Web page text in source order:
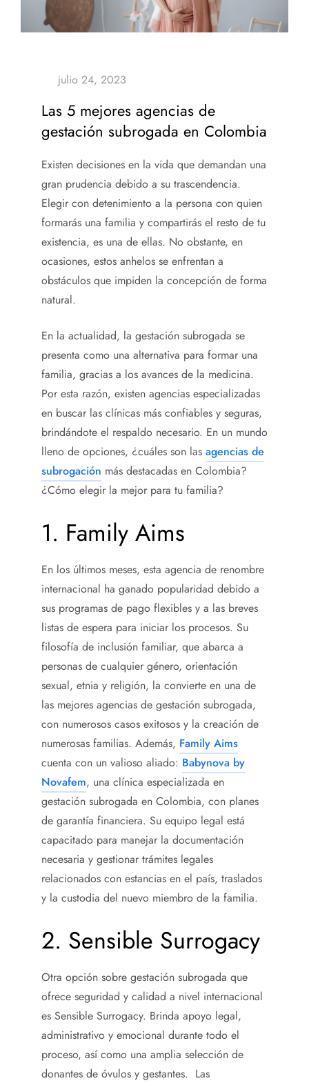
Las 5 mejores agencias de
gestación subrogada en Colombia
Existen decisiones en la vida que demandan una
gran prudencia debido a su trascendencia.
Elegir con detenimiento a la persona con quien
formarás una familia y compartirás el resto de tu
existencia, es una de ellas. No obstante, en
ocasiones, estos anhelos se enfrentan a
obstáculos que impiden la concepción de forma
natural.
En la actualidad, la gestación subrogada se
presenta como una alternativa para formar una
familia, gracias a los avances de la medicina.
Por esta razón, existen agencias especializadas
en buscar las clínicas más confiables y seguras,
brindándote el respaldo necesario. En un mundo
lleno de opciones, ¿cuáles son las agencias de
subrogación más destacadas en Colombia?
¿Cómo elegir la mejor para tu familia?
1. Family Aims
En los últimos meses, esta agencia de renombre
internacional ha ganado popularidad debido a
sus programas de pago flexibles y a las breves
listas de espera para iniciar los procesos. Su
filosofía de inclusión familiar, que abarca a
personas de cualquier género, orientación
sexual, etnia y religión, la convierte en una de
las mejores agencias de gestación subrogada,
con numerosos casos exitosos y la creación de
numerosas familias. Además, Family Aims
cuenta con un valioso aliado: Babynova by
Novafem, una clínica especializada en
gestación subrogada en Colombia, con planes
de garantía financiera. Su equipo legal está
capacitado para manejar la documentación
necesaria y gestionar trámites legales
relacionados con estancias en el país, traslados
y la custodia del nuevo miembro de la familia.
2. Sensible Surrogacy
Otra opción sobre gestación subrogada que
ofrece seguridad y calidad a nivel internacional
es Sensible Surrogacy. Brinda apoyo legal,
administrativo y emocional durante todo el
proceso, así como una amplia selección de
donantes de óvulos y gestantes. Las